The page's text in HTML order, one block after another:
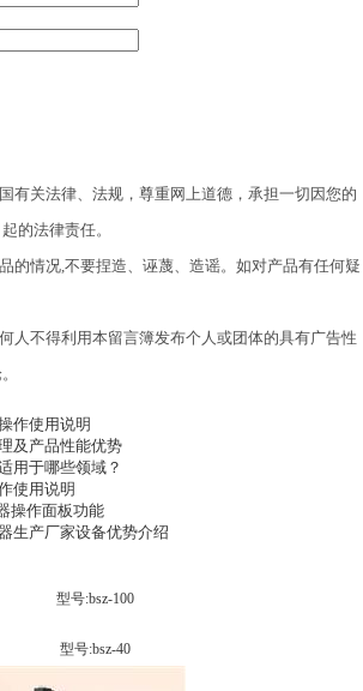
有关法律、法规，尊重网上道德，承担一切因您的
的法律责任。
的情况,不要捏造、诬蔑、造谣。如对产品有任何疑
人不得利用本留言簿发布个人或团体的具有广告性
作使用说明
及产品性能优势
用于哪些领域？
使用说明
操作面板功能
生产厂家设备优势介绍
型号:bsz-100
型号:bsz-40